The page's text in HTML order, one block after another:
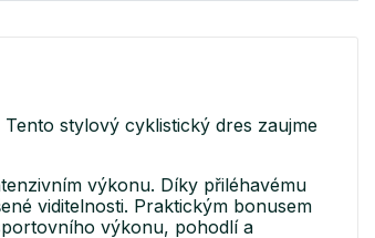
stylový cyklistický dres zaujme
výkonu. Díky přiléhavému
viditelnosti. Praktickým bonusem
výkonu, pohodlí a